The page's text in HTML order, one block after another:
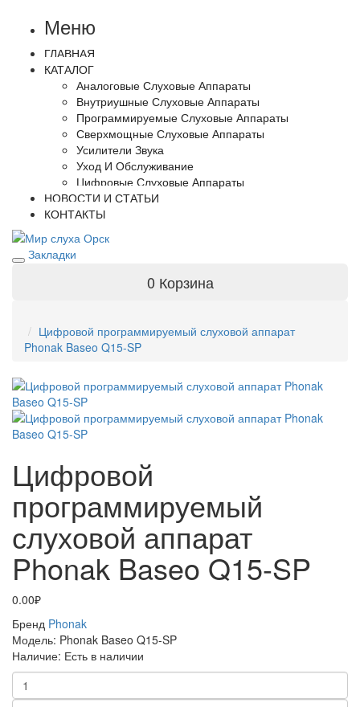
Меню
ГЛАВНАЯ
КАТАЛОГ
Аналоговые Слуховые Аппараты
Внутриушные Слуховые Аппараты
Программируемые Слуховые Аппараты
Сверхмощные Слуховые Аппараты
Усилители Звука
Уход И Обслуживание
Цифровые Слуховые Аппараты
НОВОСТИ И СТАТЬИ
КОНТАКТЫ
Закладки
0 Корзина
Цифровой программируемый слуховой аппарат
Phonak Baseo Q15-SP
Цифровой
программируемый
слуховой аппарат
Phonak Baseo Q15-SP
0.00₽
Бренд Phonak
Модель: Phonak Baseo Q15-SP
Наличие: Есть в наличии